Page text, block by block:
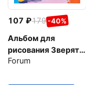
107 179 -40%
Альбом для
рисования Зверята,
А4, 40 листов
Forum